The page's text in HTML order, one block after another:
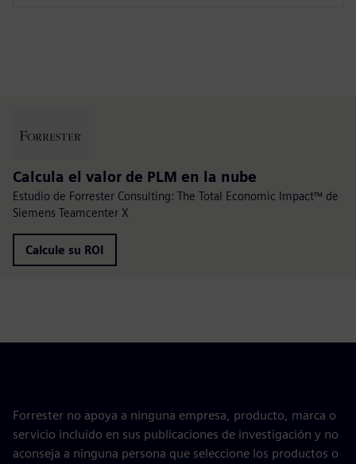
Calcula el valor de PLM en la nube
Estudio de Forrester Consulting: The Total Economic Impact™ de
Siemens Teamcenter X
Calcule su ROI
Forrester no apoya a ninguna empresa, producto, marca o
servicio incluido en sus publicaciones de investigación y no
aconseja a ninguna persona que seleccione los productos o